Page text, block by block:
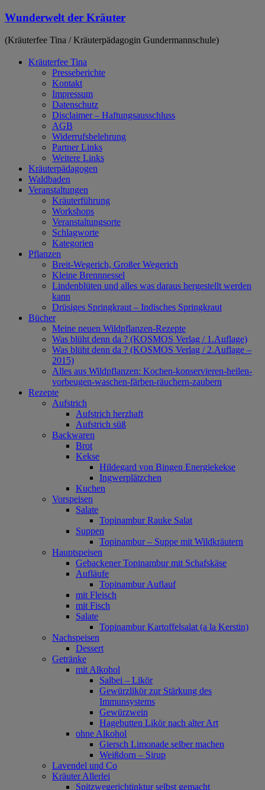
Zum
springen
Wunderwelt der Kräuter
(Kräuterfee Tina / Kräuterpädagogin Gundermannschule)
Kräuterfee Tina
Presseberichte
Kontakt
Impressum
Datenschutz
Disclaimer – Haftungsausschluss
AGB
Widerrufsbelehrung
Partner Links
Weitere Links
Kräuterpädagogen
Waldbaden
Veranstaltungen
Kräuterführung
Workshops
Veranstaltungsorte
Schlagworte
Kategorien
Pflanzen
Breit-Wegerich, Großer Wegerich
Kleine Brennnessel
Lindenblüten und alles was daraus hergestellt werden
kann
Drüsiges Springkraut – Indisches Springkraut
Bücher
Meine neuen Wildpflanzen-Rezepte
Was blüht denn da ? (KOSMOS Verlag / 1.Auflage)
Was blüht denn da ? (KOSMOS Verlag / 2.Auflage –
2015)
Alles aus Wildpflanzen: Kochen-konservieren-heilen-
vorbeugen-waschen-färben-räuchern-zaubern
Rezepte
Aufstrich
Aufstrich herzhaft
Aufstrich süß
Backwaren
Brot
Kekse
Hildegard von Bingen Energiekekse
Ingwerplätzchen
Kuchen
Vorspeisen
Salate
Topinambur Rauke Salat
Suppen
Topinambur – Suppe mit Wildkräutern
Hauptspeisen
Gebackener Topinambur mit Schafskäse
Aufläufe
Topinambur Auflauf
mit Fleisch
mit Fisch
Salate
Topinambur Kartoffelsalat (a la Kerstin)
Nachspeisen
Dessert
Getränke
mit Alkohol
Salbei – Likör
Gewürzlikör zur Stärkung des
Immunsystems
Gewürzwein
Hagebutten Likör nach alter Art
ohne Alkohol
Giersch Limonade selber machen
Weißdorn – Sirup
Lavendel und Co
Kräuter Allerlei
Spitzwegerichtinktur selbst gemacht